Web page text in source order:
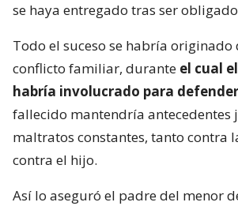
se haya entregado tras ser
Todo el suceso se habría
conflicto familiar, durante el cual
habría involucrado para
fallecido mantendría antecedentes
maltratos constantes, tanto contra
contra el hijo.
Así lo aseguró el padre del menor